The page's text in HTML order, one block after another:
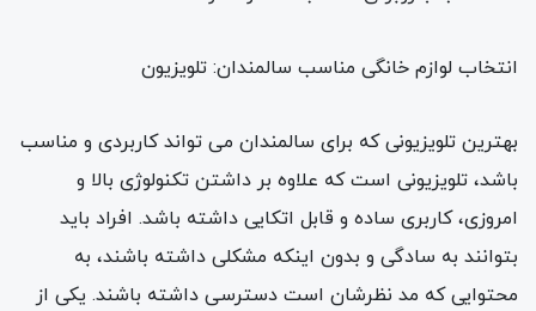
انتخاب لوازم خانگی مناسب سالمندان: تلویزیون
بهترین تلویزیونی که برای سالمندان می تواند کاربردی و مناسب
باشد، تلویزیونی است که علاوه بر داشتن تکنولوژی بالا و
امروزی، کاربری ساده و قابل اتکایی داشته باشد. افراد باید
بتوانند به سادگی و بدون اینکه مشکلی داشته باشند، به
محتوایی که مد نظرشان است دسترسی داشته باشند. یکی از